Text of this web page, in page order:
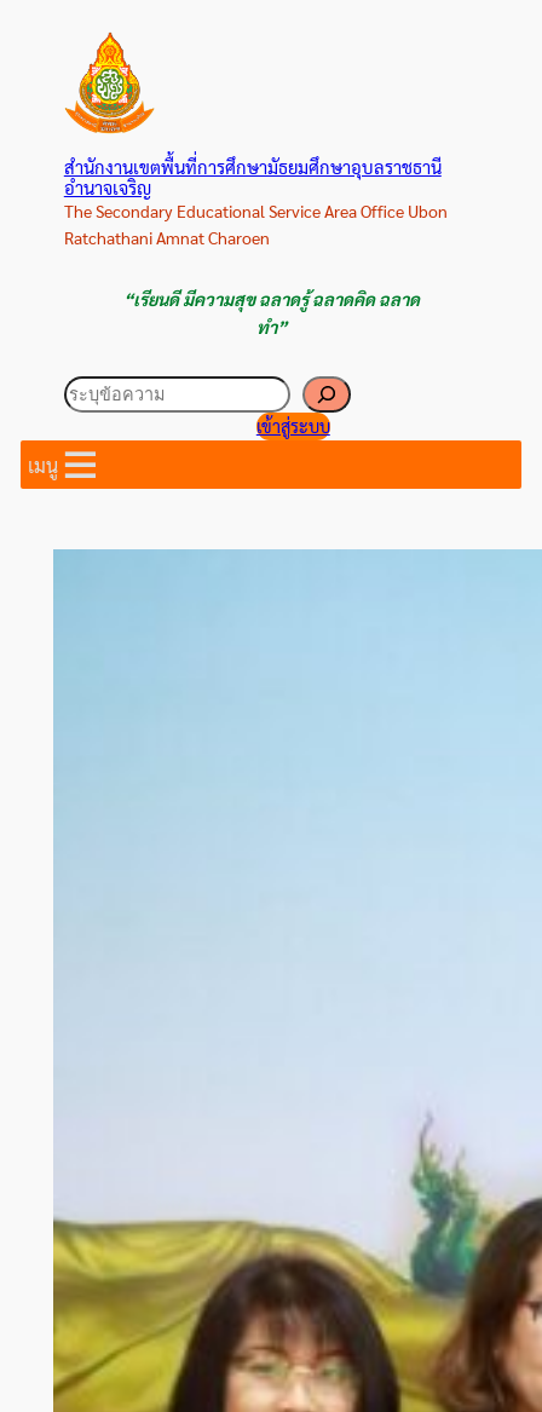
สำนักงานเขตพื้นที่การศึกษามัธยมศึกษาอุบลราชธานี
อำนาจเจริญ
The Secondary Educational Service Area Office Ubon
Ratchathani Amnat Charoen
“เรียนดี มีความสุข ฉลาดรู้ ฉลาดคิด ฉลาด
ทำ”
ค้นหา
เข้าสู่ระบบ
เมนู